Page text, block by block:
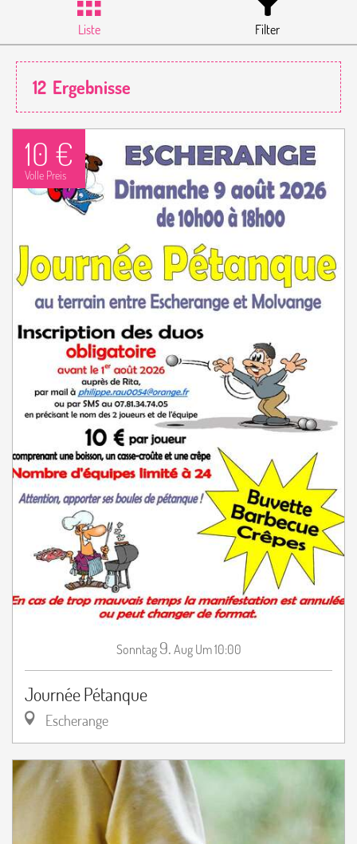
Liste Filter
12 Ergebnisse
10 €
Volle Preis
Sonntag 9. Aug Um 10:00
Journée Pétanque
Escherange